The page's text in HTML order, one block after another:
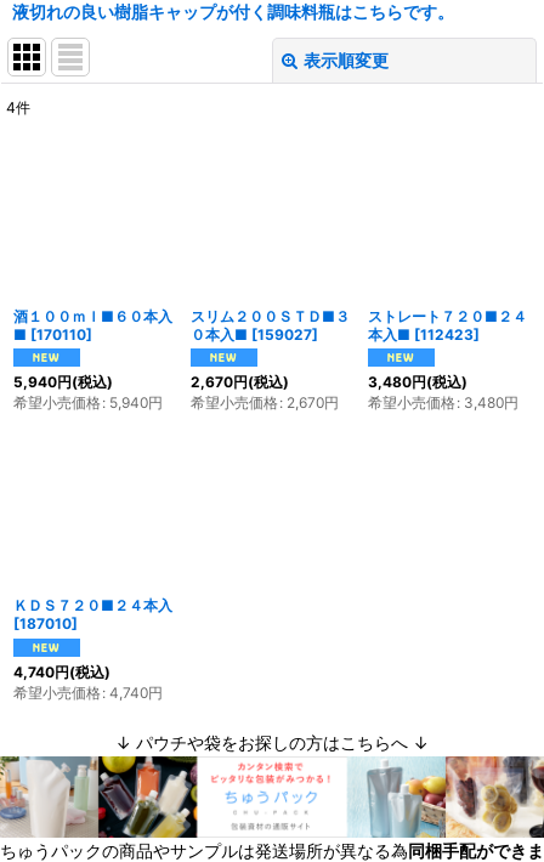
液切れの良い樹脂キャップが付く調味料瓶はこちらです。
表示順変更
4件
酒１００ｍｌ■６０本入
■ [170110]
5,940円(税込)
希望小売価格: 5,940円
スリム２００ＳＴＤ■３
０本入■ [159027]
2,670円(税込)
希望小売価格: 2,670円
ストレート７２０■２４
本入■ [112423]
3,480円(税込)
希望小売価格: 3,480円
ＫＤＳ７２０■２４本入
[187010]
4,740円(税込)
希望小売価格: 4,740円
↓ パウチや袋をお探しの方はこちらへ ↓
ちゅうパックの商品やサンプルは発送場所が異なる為同梱手配ができま